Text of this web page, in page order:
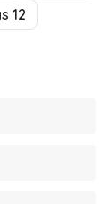
12